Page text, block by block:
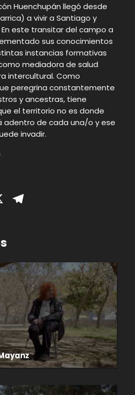
Huenchupán llegó desde
a vivir a Santiago y
este transitar del campo a
sus conocimientos
instancias formativas
mediadora de salud
intercultural. Como
peregrina constantemente
y ancestras, tiene
el territorio no es donde
adentro de cada una/o y ese
invadir.
X